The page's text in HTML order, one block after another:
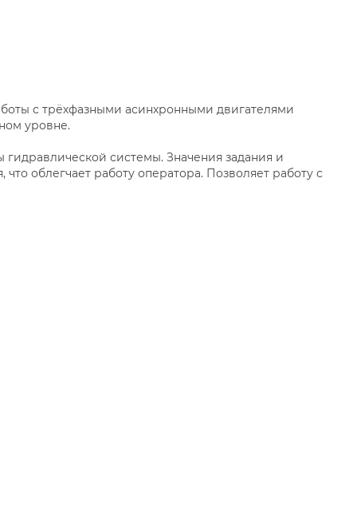
с трёхфазными асинхронными двигателями
уровне.
системы. Значения задания и
облегчает работу оператора. Позволяет работу с